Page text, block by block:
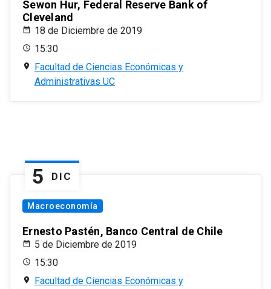
Sewon Hur, Federal Reserve Bank of
Cleveland
18 de Diciembre de 2019
15:30
Facultad de Ciencias Económicas y
Administrativas UC
5 DIC
Macroeconomía
Ernesto Pastén, Banco Central de Chile
5 de Diciembre de 2019
15:30
Facultad de Ciencias Económicas y